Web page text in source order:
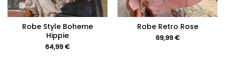
Robe Style Boheme
Hippie
64,99€
Robe Retro Rose
69,99€